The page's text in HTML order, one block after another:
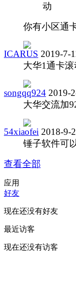
动
你有小区通
ICARUS 2019-7-
大华1通卡
songqq924 2019-
大华交流加
54xiaofei 2018-9-
锤子软件可
查看全部
应用
好友
现在还没有好友
最近访客
现在还没有访客